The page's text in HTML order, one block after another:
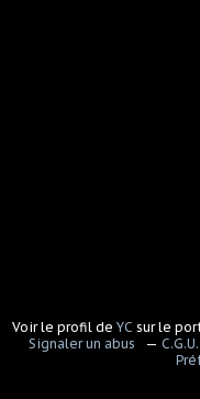
Voir le profil de YC sur le
Signaler un abus
C.G.U.